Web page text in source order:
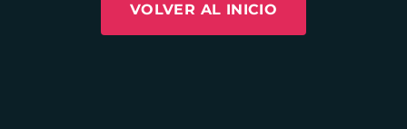
VOLVER AL INICIO